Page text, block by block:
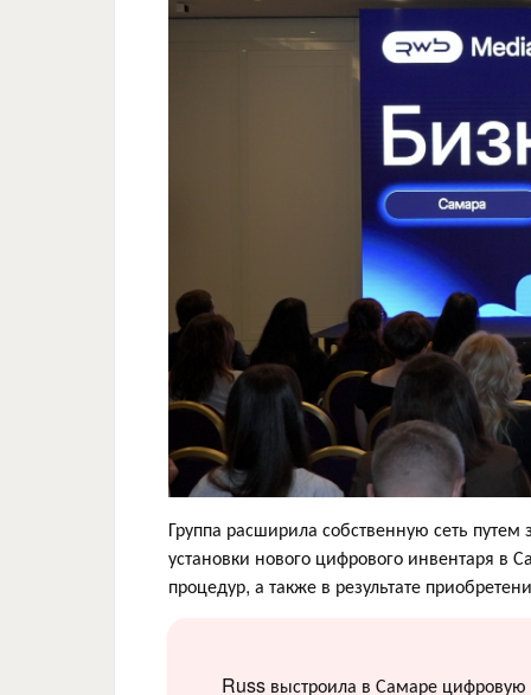
Группа расширила собственную сеть
установки нового цифрового инвентаря в
процедур, а также в результате
Russ выстроила в Самаре цифровую